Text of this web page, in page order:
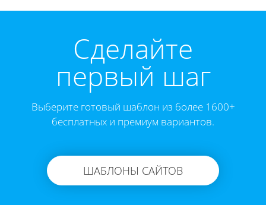
Cделайте
первый шаг
Выберите готовый шаблон из более 1600+
бесплатных и премиум вариантов.
ШАБЛОНЫ САЙТОВ